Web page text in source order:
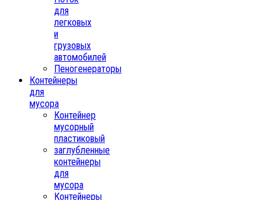
для
легковых
и
грузовых
автомобилей
Пеногенераторы
Контейнеры
для
мусора
Контейнер
мусорный
пластиковый
заглубленные
контейнеры
для
мусора
Контейнеры